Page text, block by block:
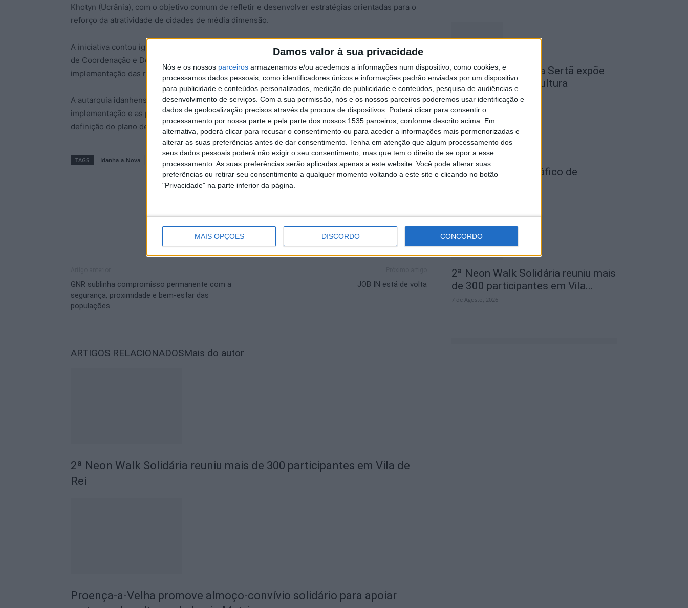
Damos valor à sua privacidade
Nós e os nossos parceiros armazenamos e/ou acedemos a informações num dispositivo, como cookies, e
processamos dados pessoais, como identificadores únicos e informações padrão enviadas por um dispositivo
para publicidade e conteúdos personalizados, medição de publicidade e conteúdos, pesquisa de audiências e
desenvolvimento de serviços. Com a sua permissão, nós e os nossos parceiros poderemos usar identificação e
dados de geolocalização precisos através da procura de dispositivos. Poderá clicar para consentir o
processamento por nossa parte e pela parte dos nossos 1535 parceiros, conforme descrito acima. Em
alternativa, poderá clicar para recusar o consentimento ou para aceder a informações mais pormenorizadas e
alterar as suas preferências antes de dar consentimento. Tenha em atenção que algum processamento dos
seus dados pessoais poderá não exigir o seu consentimento, mas que tem o direito de se opor a esse
processamento. As suas preferências serão aplicadas apenas a este website. Você pode alterar suas
preferências ou retirar seu consentimento a qualquer momento voltando a este site e clicando no botão
"Privacidade" na parte inferior da página.
MAIS OPÇÕES DISCORDO CONCORDO
Khotyn (Ucrânia), com o objetivo comum de refletir e desenvolver estratégias orientadas para o
reforço da atratividade de cidades de média dimensão.
A iniciativa contou igualmente com a participação da Direção-Geral do Território e da Comissão
de Coordenação e Desenvolvimento Regional do Centro, entidades que acompanham e apoiam a
implementação das redes URBACT em Portugal.
A autarquia idanhense refere que neste âmbito, as sessões abordaram o estado de
implementação e as prioridades estratégicas das cidades parceiras, contribuindo ainda para a
definição do plano de trabalho comum até abril de 2028.
TAGS Idanha-a-Nova
GNR sublinha compromisso permanente com a
segurança, proximidade e bem-estar das
populações
JOB IN está de volta
ARTIGOS RELACIONADOSMais do autor
2ª Neon Walk Solidária reuniu mais de 300 participantes em Vila de
Rei
Proença-a-Velha promove almoço-convívio solidário para apoiar
Academia Sénior da Sertã expõe
artes na Casa da Cultura
7 de Agosto, 2026
Dois detidos por tráfico de
2ª Neon Walk Solidária reuniu mais
de 300 participantes em Vila...
7 de Agosto, 2026